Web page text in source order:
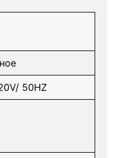
50HZ